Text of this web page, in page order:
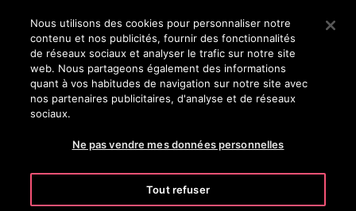
Appuyez sur Entrée pour passer au contenu principal
RECHERCHER
Safety
Nous utilisons des cookies pour personnaliser notre
contenu et nos publicités, fournir des fonctionnalités
de réseaux sociaux et analyser le trafic sur notre site
web. Nous partageons également des informations
quant à vos habitudes de navigation sur notre site avec
nos partenaires publicitaires, d'analyse et de réseaux
sociaux.
Ne pas vendre mes données personnelles
Tout refuser